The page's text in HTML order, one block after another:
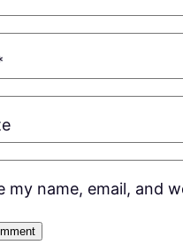
my name, email, and